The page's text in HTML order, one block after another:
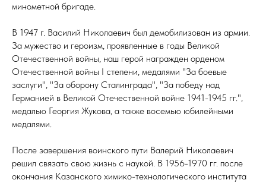
минометной бригаде.
В 1947 г. Василий Николаевич был демобилизован из армии.
За мужество и героизм, проявленные в годы Великой
Отечественной войны, наш герой награжден орденом
Отечественной войны I степени, медалями "За боевые
заслуги", "За оборону Сталинграда", "За победу над
Германией в Великой Отечественной войне 1941-1945 гг.",
медалью Георгия Жукова, а также восемью юбилейными
медалями.
После завершения воинского пути Валерий Николаевич
решил связать свою жизнь с наукой. В 1956-1970 гг. после
окончания Казанского химико-технологического института